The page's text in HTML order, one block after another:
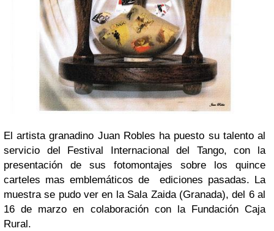
El artista granadino Juan Robles ha puesto su talento al
servicio del Festival Internacional del Tango, con la
presentación de sus fotomontajes sobre los quince
carteles mas emblemáticos de ediciones pasadas. La
muestra se pudo ver en la Sala Zaida (Granada), del 6 al
16 de marzo en colaboración con la Fundación Caja
Rural.